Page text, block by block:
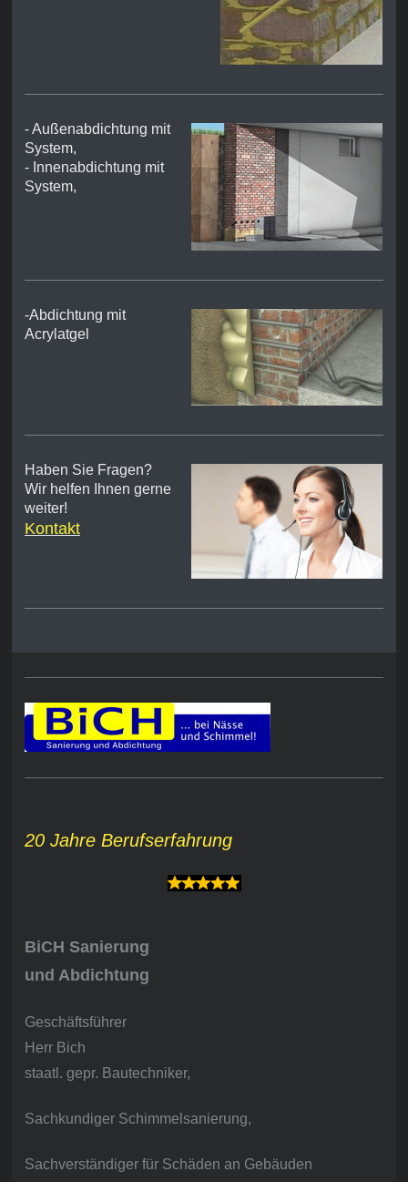
- Außenabdichtung mit
System,
- Innenabdichtung mit
System,
-Abdichtung mit
Acrylatgel
Haben Sie Fragen?
Wir helfen Ihnen gerne
weiter!
Kontakt
20 Jahre Berufserfahrung
BiCH Sanierung
und Abdichtung
Geschäftsführer
Herr Bich
staatl. gepr. Bautechniker,
Sachkundiger Schimmelsanierung,
Sachverständiger für Schäden an Gebäuden